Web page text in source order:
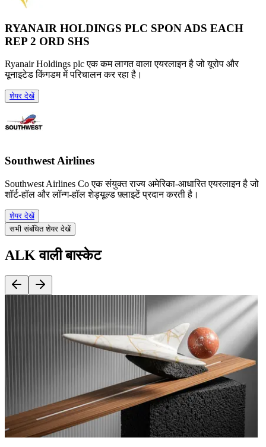
RYANAIR HOLDINGS PLC SPON ADS EACH
REP 2 ORD SHS
Ryanair Holdings plc एक कम लागत वाला एयरलाइन है जो यूरोप और
यूनाइटेड किंगडम में परिचालन कर रहा है।
शेयर देखें
Southwest Airlines
Southwest Airlines Co एक संयुक्त राज्य अमेरिका-आधारित एयरलाइन है जो
शॉर्ट-हॉल और लॉन्ग-हॉल शेड्यूल्ड फ़्लाइटें प्रदान करती है।
शेयर देखें
सभी संबंधित शेयर देखें
ALK वाली बास्केट